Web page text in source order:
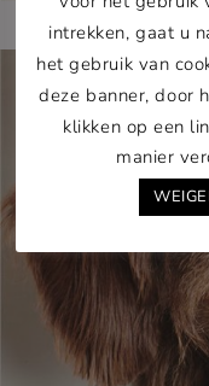
intrekken, gaat u
het gebruik van
deze banner, door
klikken op een
manier